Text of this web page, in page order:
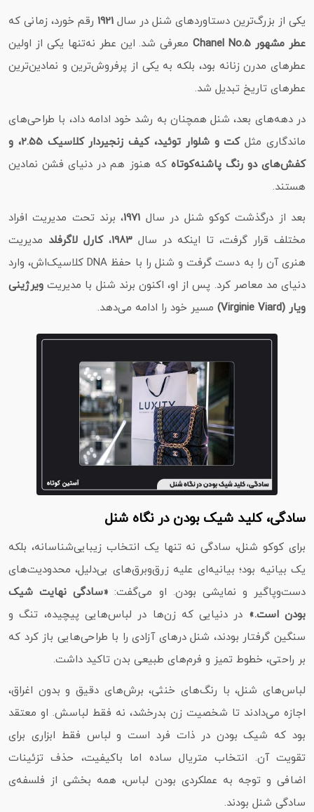
یکی از بزرگ‌ترین دستاوردهای شنل در سال 1921 رقم خورد، زمانی که
عطر مشهور Chanel No.5
معرفی شد. این عطر نه‌تنها یکی از اولین
عطرهای مدرن زنانه بود، بلکه به یکی از پرفروش‌ترین و نمادین‌ترین
عطرهای تاریخ تبدیل شد.
در دهه‌های بعد، شنل همچنان به رشد خود ادامه داد، با طراحی‌های
ماندگاری مثل
کت‌ و شلوار توئید، کیف زنجیردار کلاسیک 2.55، و
کفش‌های دو رنگ پاشنه‌کوتاه که هنوز هم در دنیای فشن نمادین
هستند.
بعد از درگذشت کوکو شنل در سال 1971، برند تحت مدیریت افراد
مختلف قرار گرفت، تا اینکه در سال 1983،کارل لاگرفلد مدیریت
هنری آن را به دست گرفت و شنل را با حفظ DNA کلاسیک‌اش، وارد
دنیای مد معاصر کرد. پس از او، اکنون برند شنل با مدیریت ویرژینی
ویار (Virginie Viard)
مسیر خود را ادامه می‌دهد.
سادگی، کلید شیک بودن در نگاه شنل
برای کوکو شنل، سادگی نه تنها یک انتخاب زیبایی‌شناسانه، بلکه
یک بیانیه بود؛ بیانیه‌ای علیه زرق‌وبرق‌های بی‌دلیل، محدودیت‌های
دست‌وپاگیر و نمایشی بودن. او می‌گفت: «سادگی نهایت شیک
بودن است.» در دنیایی که زن‌ها در لباس‌هایی پیچیده، تنگ و
سنگین گرفتار بودند، شنل درهای آزادی را با طراحی‌هایی باز کرد که
بر راحتی، خطوط تمیز و فرم‌های طبیعی بدن تاکید داشت.
لباس‌های شنل، با رنگ‌های خنثی، برش‌های دقیق و بدون اغراق،
اجازه می‌دادند تا شخصیت زن بدرخشد، نه فقط لباسش. او معتقد
بود که شیک بودن در ذات فرد است و لباس فقط ابزاری برای
تقویت آن. انتخاب متریال ساده اما باکیفیت، حذف تزئینات
اضافی و توجه به عملکردی بودن لباس، همه بخشی از فلسفه‌ی
سادگی شنل بودند.